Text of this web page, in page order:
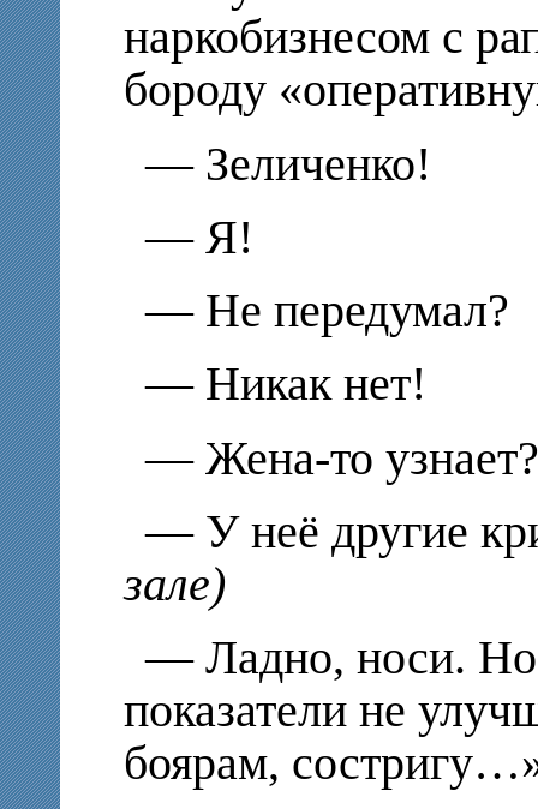
наркобизнесом с
бороду
— Зеличенко!
— Я!
— Не передумал?
— Никак нет!
— Жена-то
— У неё другие
зале)
— Ладно, носи. Но
показатели не
боярам,